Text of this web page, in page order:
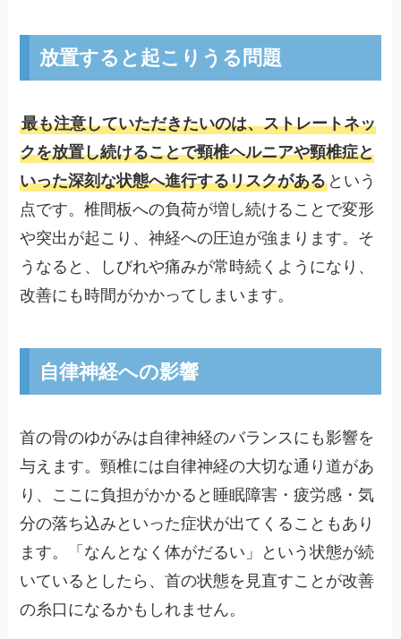
放置すると起こりうる問題
最も注意していただきたいのは、ストレートネッ
クを放置し続けることで頸椎ヘルニアや頸椎症と
いった深刻な状態へ進行するリスクがある という
点です。椎間板への負荷が増し続けることで変形
や突出が起こり、神経への圧迫が強まります。そ
うなると、しびれや痛みが常時続くようになり、
改善にも時間がかかってしまいます。
自律神経への影響
首の骨のゆがみは自律神経のバランスにも影響を
与えます。頸椎には自律神経の大切な通り道があ
り、ここに負担がかかると睡眠障害・疲労感・気
分の落ち込みといった症状が出てくることもあり
ます。「なんとなく体がだるい」という状態が続
いているとしたら、首の状態を見直すことが改善
の糸口になるかもしれません。